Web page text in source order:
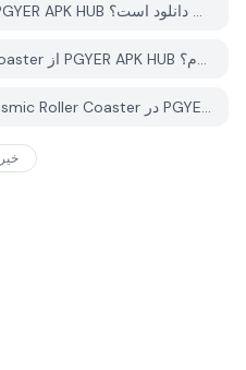
آیا Cosmic Roller Coaster در PGYER APK HUB رایگان برای دانلود است؟
آیا برای دانلود Cosmic Roller Coaster از PGYER APK HUB نیاز به حساب کاربری دارم؟
چگونه می توانم یک مشکل با Cosmic Roller Coaster در PGYER APK HUB گزارش دهم؟
خیر